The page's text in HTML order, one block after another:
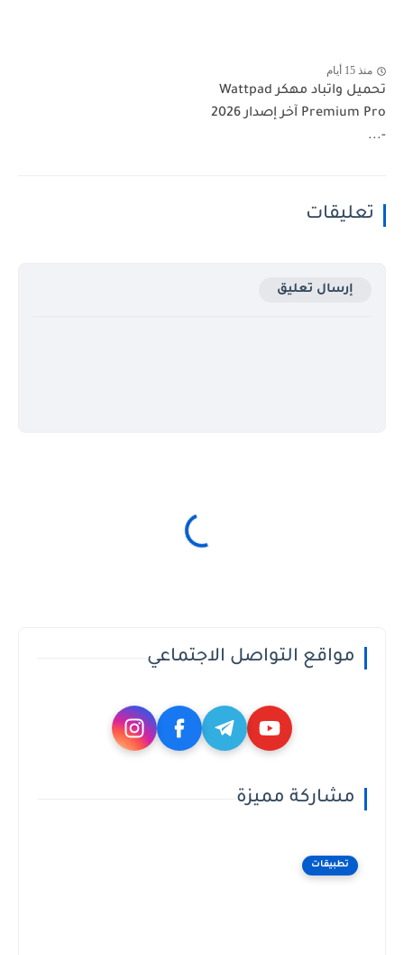
منذ 15 أيام
تحميل واتباد مهكر Wattpad
Premium Pro آخر إصدار 2026
-...
تعليقات
إرسال تعليق
مواقع التواصل الاجتماعي
مشاركة مميزة
تطبيقات